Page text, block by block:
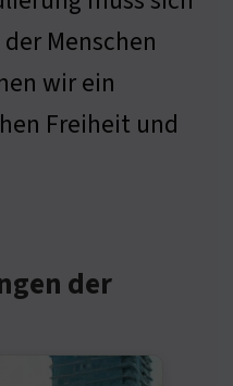
Menschen
wir ein
Freiheit und
der